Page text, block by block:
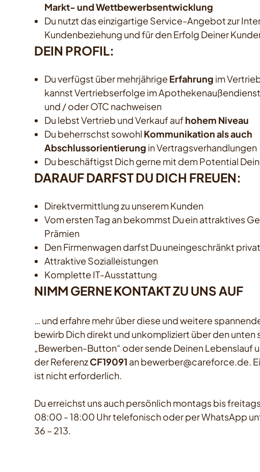
Markt- und Wettbewerbsentwicklung
Du nutzt das einzigartige Service-Angebot zur
Kundenbeziehung und für den Erfolg Deiner
DEIN PROFIL:
Du verfügst über mehrjährige Erfahrung im
kannst Vertriebserfolge im
und / oder OTC nachweisen
Du lebst Vertrieb und Verkauf aufhohem Niveau
Du beherrschst sowohl Kommunikation als auch
Abschlussorientierung in Vertragsverhandlungen
Du beschäftigst Dich gerne mit dem Potential
DARAUF DARFST DU DICH FREUEN:
Direktvermittlung zu unserem Kunden
Vom ersten Tag an bekommst Du ein attraktives
Prämien
Den Firmenwagen darfst Du uneingeschränkt
Attraktive Sozialleistungen
Komplette IT-Ausstattung
NIMM GERNE KONTAKT ZU UNS AUF
… und erfahre mehr über diese und weitere
bewirb Dich direkt und unkompliziert über den unten
„Bewerben-Button“ oder sende Deinen Lebenslauf
der ReferenzCF19091 an bewerber@careforce.de.
ist nicht erforderlich.
Du erreichst uns auch persönlich montags bis
08:00 - 18:00 Uhr telefonisch oder per WhatsApp
36 – 213.